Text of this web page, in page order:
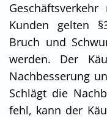
Kunden gelten
Bruch und
werden. Der
Nachbesserung
Schlägt die
fehl, kann der